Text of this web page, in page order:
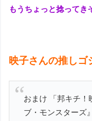
もうちょっと捻ってき
映子さんの推しゴ
おまけ 「邦キチ！
ブ・モンスターズ